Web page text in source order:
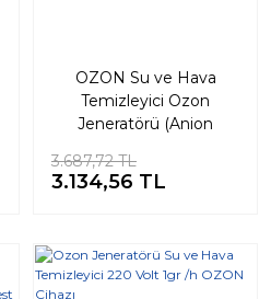
OZON Su ve Hava
Temizleyici Ozon
Jeneratörü (Anion
3.687,72 TL
3.134,56 TL